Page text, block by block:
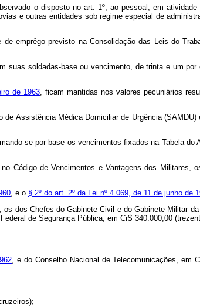
o disposto no art. 1º, ao pessoal, em
e outras entidades sob regime especial de
previsto na Consolidação das Leis do
suas soldadas-base ou vencimento, de trinta e um
de 1963, ficam mantidas nos valores pecuniários
Assistência Médica Domiciliar de Urgência
se por base os vencimentos fixados na Tabela do
Código de Vencimentos e Vantagens dos Militares,
, e o § 2º do art. 2º da Lei nº 4.069, de 11 de junho de
dos Chefes do Gabinete Civil e do Gabinete Militar
de Segurança Pública, em Cr$ 340.000,00
, e do Conselho Nacional de Telecomunicações, em